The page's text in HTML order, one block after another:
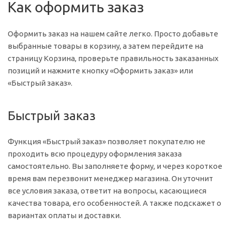
Как оформить заказ
Оформить заказ на нашем сайте легко. Просто добавьте
выбранные товары в корзину, а затем перейдите на
страницу Корзина, проверьте правильность заказанных
позиций и нажмите кнопку «Оформить заказ» или
«Быстрый заказ».
Быстрый заказ
Функция «Быстрый заказ» позволяет покупателю не
проходить всю процедуру оформления заказа
самостоятельно. Вы заполняете форму, и через короткое
время вам перезвонит менеджер магазина. Он уточнит
все условия заказа, ответит на вопросы, касающиеся
качества товара, его особенностей. А также подскажет о
вариантах оплаты и доставки.